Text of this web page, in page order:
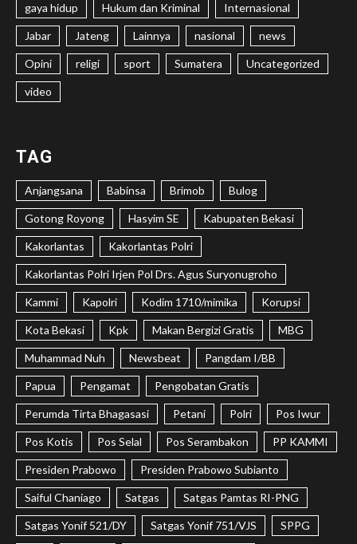
gaya hidup Hukum dan Kriminal Internasional
Jabar Jateng Lainnya nasional news
Opini religi sport Sumatera Uncategorized
video
TAG
Anjangsana Babinsa Brimob Bulog
Gotong Royong Hasyim SE Kabupaten Bekasi
Kakorlantas Kakorlantas Polri
Kakorlantas Polri Irjen Pol Drs. Agus Suryonugroho
Kammi Kapolri Kodim 1710/mimika Korupsi
Kota Bekasi Kpk Makan Bergizi Gratis MBG
Muhammad Nuh Newsbeat Pangdam I/BB
Papua Pengamat Pengobatan Gratis
Perumda Tirta Bhagasasi Petani Polri Pos Iwur
Pos Kotis Pos Selal Pos Serambakon PP KAMMI
Presiden Prabowo Presiden Prabowo Subianto
Saiful Chaniago Satgas Satgas Pamtas RI-PNG
Satgas Yonif 521/DY Satgas Yonif 751/VJS SPPG